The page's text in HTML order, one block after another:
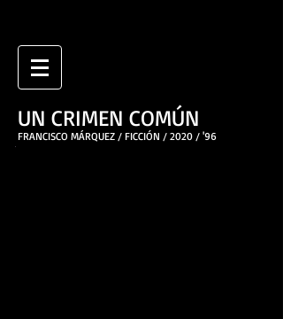
UN CRIMEN COMÚN
FRANCISCO MÁRQUEZ / FICCIÓN / 2020 / '96